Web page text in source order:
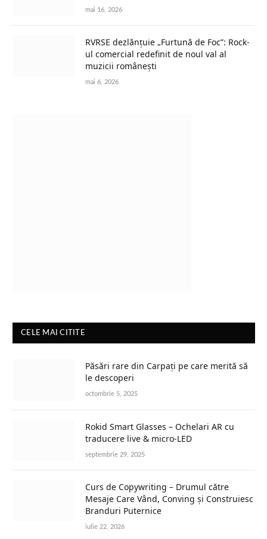
mai 16, 2026
RVRSE dezlănțuie „Furtună de Foc”: Rock-
ul comercial redefinit de noul val al
muzicii românești
mai 6, 2026
CELE MAI CITITE
Păsări rare din Carpați pe care merită să
le descoperi
octombrie 5, 2025
Rokid Smart Glasses – Ochelari AR cu
traducere live & micro-LED
septembrie 29, 2025
Curs de Copywriting – Drumul către
Mesaje Care Vând, Conving și Construiesc
Branduri Puternice
iulie 22, 2026